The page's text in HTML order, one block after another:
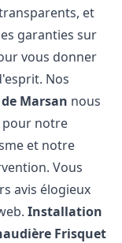
et
garanties sur
vous donner
Nos
Marsan nous
notre
et notre
Vous
avis élogieux
Installation
Frisquet